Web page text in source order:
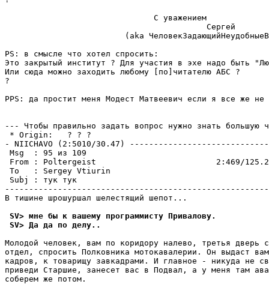
                               С уважением
                                          Сергей
(aka
PS: в смысле что хотел спросить:
Это закрытый институт ? Для участия в эхе надо быть
Или сюда можно заходить любому [по]читателю АБС ?
?
PPS: да простит меня Модест Матвеевич если я все же
--- Чтобы правильно задать вопрос нужно знать большую
* Origin:   ? ? ?
- NIICHAVO (2:5010/30.47)
Msg  : 95 из 109
From : Poltergeist                         2:469/125.20
To   : Sergey Vtiurin
Subj : тук тук
В тишине шрошуршал шелестящий шепот...
SV> мне бы к вашему программисту Привалову.
SV> Да да по делу..
Молодой человек, вам по коридору налево, третья дверь
отдел, спросить Полковника мотокавалерии. Он выдаст
кадров, к товарищу завкадрами. И главное - никуда не
приведи Старшие, занесет вас в Подвал, а у меня там
соберем же потом.